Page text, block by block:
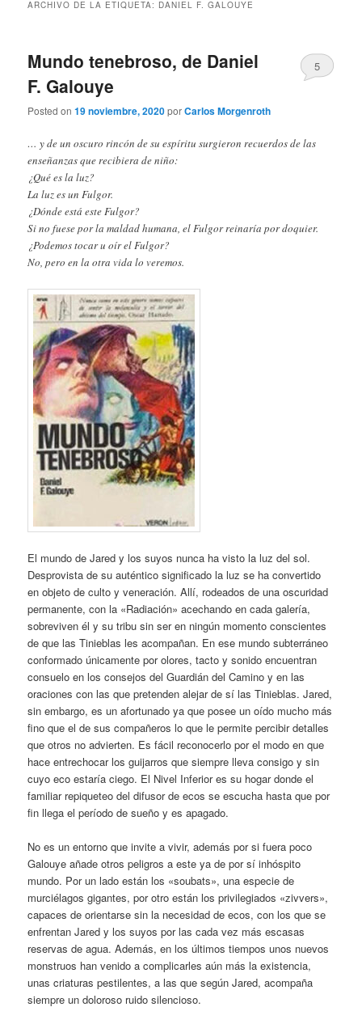
ARCHIVO DE LA ETIQUETA: DANIEL F. GALOUYE
Mundo tenebroso, de Daniel
F. Galouye
Posted on19 noviembre, 2020porCarlos Morgenroth
5
… y de un oscuro rincón de su espíritu surgieron recuerdos de las
enseñanzas que recibiera de niño:
¿Qué es la luz?
La luz es un Fulgor.
¿Dónde está este Fulgor?
Si no fuese por la maldad humana, el Fulgor reinaría por doquier.
¿Podemos tocar u oír el Fulgor?
No, pero en la otra vida lo veremos.
El mundo de Jared y los suyos nunca ha visto la luz del sol.
Desprovista de su auténtico significado la luz se ha convertido
en objeto de culto y veneración. Allí, rodeados de una oscuridad
permanente, con la «Radiación» acechando en cada galería,
sobreviven él y su tribu sin ser en ningún momento conscientes
de que las Tinieblas les acompañan. En ese mundo subterráneo
conformado únicamente por olores, tacto y sonido encuentran
consuelo en los consejos del Guardián del Camino y en las
oraciones con las que pretenden alejar de sí las Tinieblas. Jared,
sin embargo, es un afortunado ya que posee un oído mucho más
fino que el de sus compañeros lo que le permite percibir detalles
que otros no advierten. Es fácil reconocerlo por el modo en que
hace entrechocar los guijarros que siempre lleva consigo y sin
cuyo eco estaría ciego. El Nivel Inferior es su hogar donde el
familiar repiqueteo del difusor de ecos se escucha hasta que por
fin llega el período de sueño y es apagado.
No es un entorno que invite a vivir, además por si fuera poco
Galouye añade otros peligros a este ya de por sí inhóspito
mundo. Por un lado están los «soubats», una especie de
murciélagos gigantes, por otro están los privilegiados «zivvers»,
capaces de orientarse sin la necesidad de ecos, con los que se
enfrentan Jared y los suyos por las cada vez más escasas
reservas de agua. Además, en los últimos tiempos unos nuevos
monstruos han venido a complicarles aún más la existencia,
unas criaturas pestilentes, a las que según Jared, acompaña
siempre un doloroso ruido silencioso.